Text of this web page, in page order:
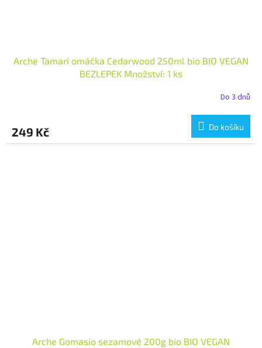
Arche Tamari omáčka Cedarwood 250ml bio BIO VEGAN
BEZLEPEK Množství: 1 ks
Do 3 dnů
249 Kč Do košíku
Arche Gomasio sezamové 200g bio BIO VEGAN